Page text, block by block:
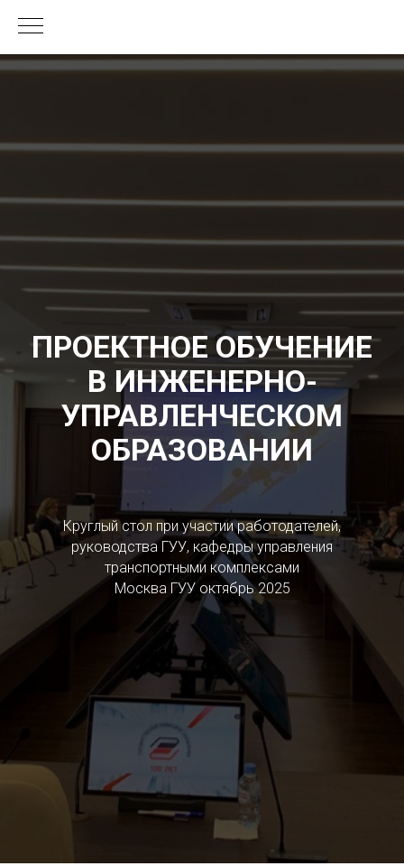
ПРОЕКТНОЕ ОБУЧЕНИЕ
В ИНЖЕНЕРНО-
УПРАВЛЕНЧЕСКОМ
ОБРАЗОВАНИИ
Круглый стол при участии работодателей,
руководства ГУУ, кафедры управления
транспортными комплексами
Москва ГУУ октябрь 2025